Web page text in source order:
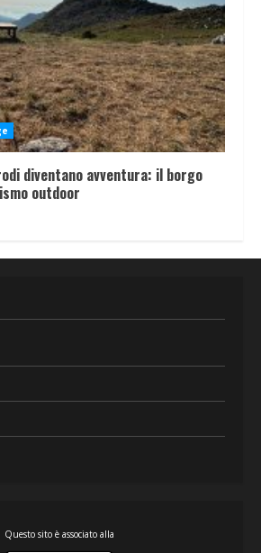
diventano avventura: il borgo
outdoor
Questo sito è associato alla